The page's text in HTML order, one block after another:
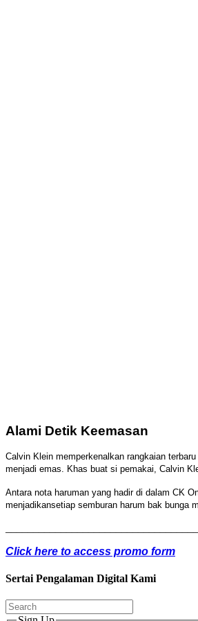
Alami Detik Keemasan
Calvin Klein memperkenalkan rangkaian
menjadi emas. Khas buat si pemakai, Calvin
Antara nota haruman yang hadir di dalam CK
menjadikansetiap semburan harum bak bunga
Click here to access promo form
Sertai Pengalaman Digital Kami